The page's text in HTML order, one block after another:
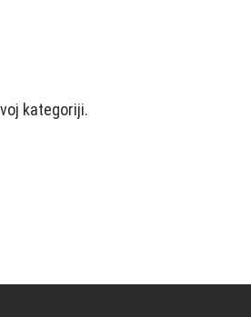
kategoriji.